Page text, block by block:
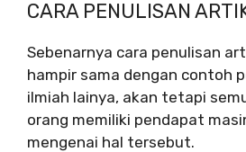
CARA PENULISAN
Sebenarnya cara penulisan
hampir sama dengan contoh
ilmiah lainya, akan tetapi
orang memiliki pendapat
mengenai hal tersebut.